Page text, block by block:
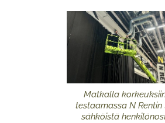
Matkalla
testaamassa N Rentin
sähköistä